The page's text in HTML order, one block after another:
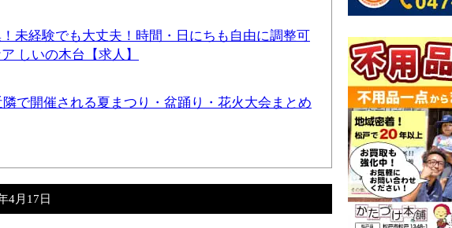
未経験でも大丈夫！時間・日にちも自由に調整可
しいの木台【求人】
隣で開催される夏まつり・盆踊り・花火大会まとめ
4月17日